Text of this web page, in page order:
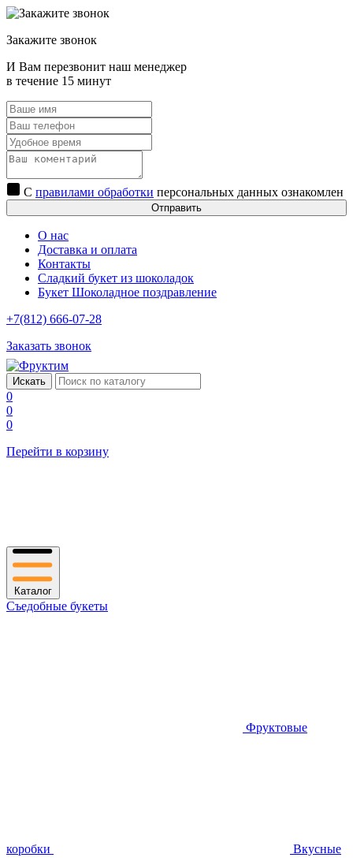
Закажите звонок
И Вам перезвонит наш менеджер
в течение 15 минут
С правилами обработки персональных данных ознакомлен
Отправить
О нас
Доставка и оплата
Контакты
Сладкий букет из шоколадок
Букет Шоколадное поздравление
+7(812) 666-07-28
Заказать звонок
0
0
0
Перейти в корзину
Каталог
Съедобные букеты
Фруктовые
коробки Вкусные